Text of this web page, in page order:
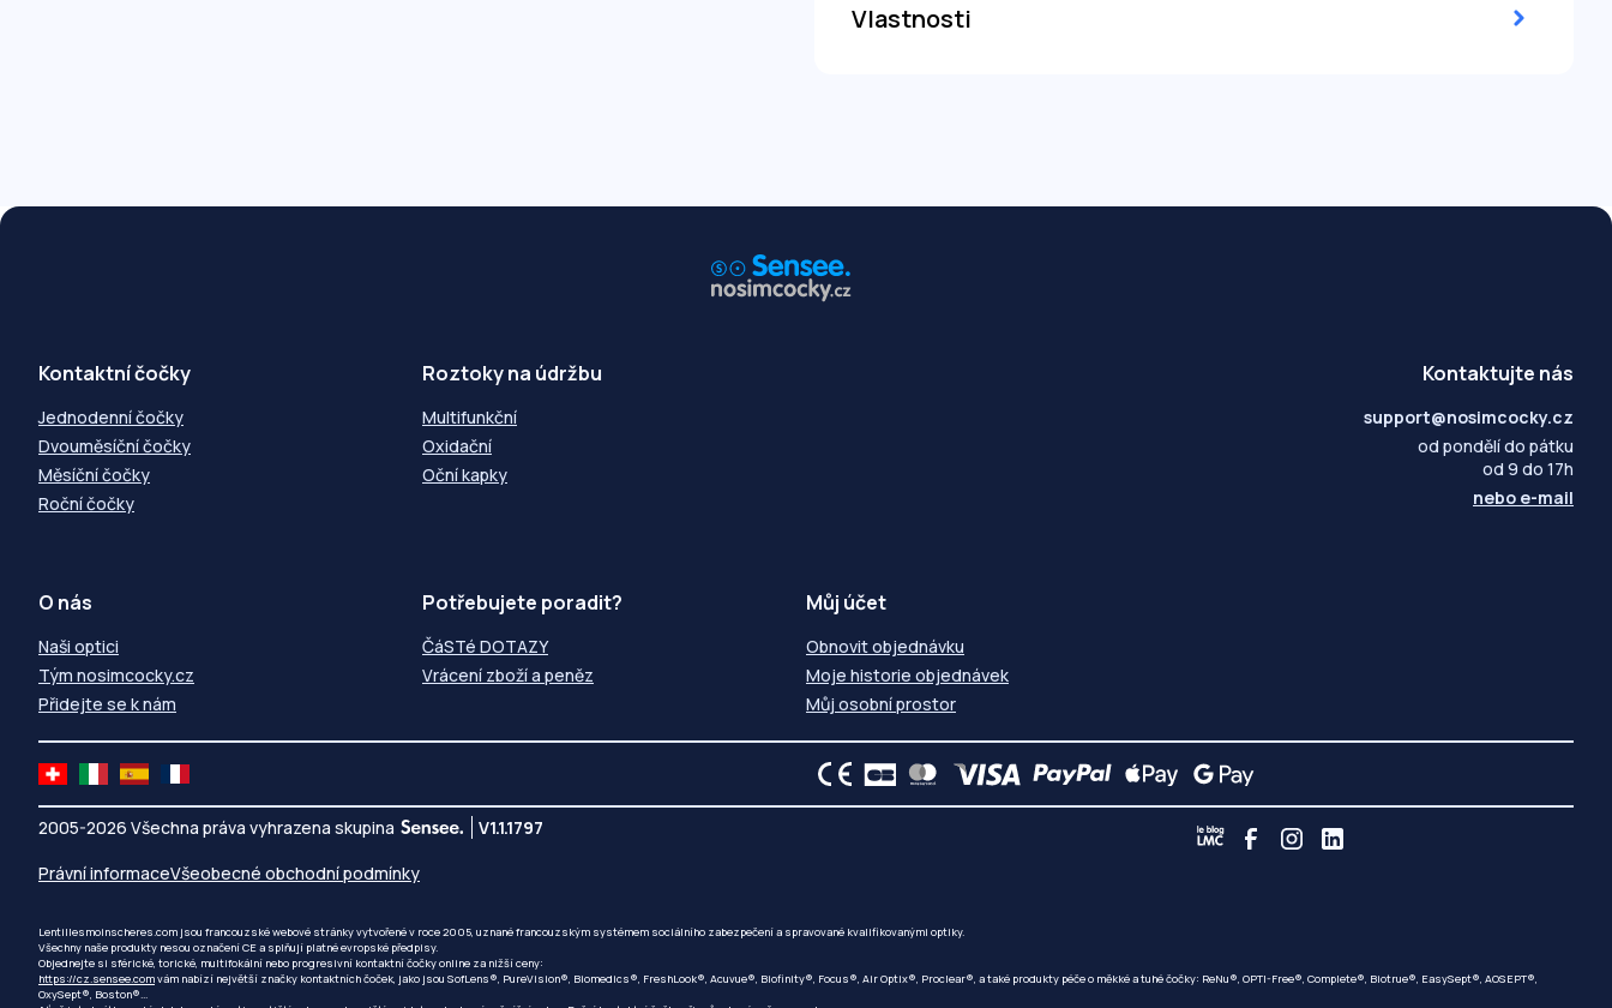
Vlastnosti
Kontaktní čočky
Jednodenní čočky
Dvouměsíční čočky
Měsíční čočky
Roční čočky
Roztoky na údržbu
Multifunkční
Oxidační
Oční kapky
Kontaktujte nás
support@nosimcocky.cz
od pondělí do pátku
od 9 do 17h
nebo e-mail
O nás
Naši optici
Tým nosimcocky.cz
Přidejte se k nám
Potřebujete poradit?
ČáSTé DOTAZY
Vrácení zboží a peněz
Můj účet
Obnovit objednávku
Moje historie objednávek
Můj osobní prostor
2005-2026 Všechna práva vyhrazena skupina V1.1.1797
Právní informaceVšeobecné obchodní podmínky
Lentillesmoinscheres.com jsou francouzské webové stránky vytvořené v roce 2005, uznané francouzským systémem sociálního zabezpečení a spravované kvalifikovanými optiky.
Všechny naše produkty nesou označení CE a splňují platné evropské předpisy.
Objednejte si sférické, torické, multifokální nebo progresivní kontaktní čočky online za nižší ceny:
https://cz.sensee.comvám nabízí největší značky kontaktních čoček, jako jsou SofLens®, PureVision®, Biomedics®, FreshLook®, Acuvue®, Biofinity®, Focus®, Air Optix®, Proclear®, a také produkty péče o měkké a tuhé čočky: ReNu®, OPTI-Free®, Complete®, Biotrue®, EasySept®, AOSEPT®,
OxySept®, Boston®...